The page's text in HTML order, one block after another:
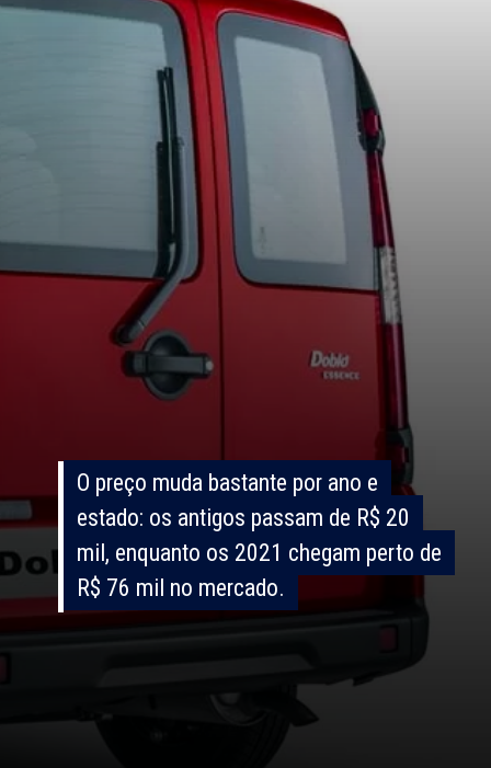
O preço muda bastante por ano e
estado: os antigos passam de R$ 20
mil, enquanto os 2021 chegam perto de
R$ 76 mil no mercado.
O preço muda bastante por ano e
estado: os antigos passam de R$ 20
mil, enquanto os 2021 chegam perto de
R$ 76 mil no mercado.